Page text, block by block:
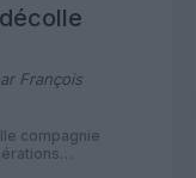
François
compagnie